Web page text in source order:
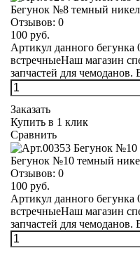
Бегунок №8 темный
Отзывов: 0
100 руб.
Артикул данного
встречныеНаш магазин
запчастей для чемоданов.
Заказать
Купить в 1 клик
Сравнить
Бегунок №10 темный
Отзывов: 0
100 руб.
Артикул данного
встречныеНаш магазин
запчастей для чемоданов.